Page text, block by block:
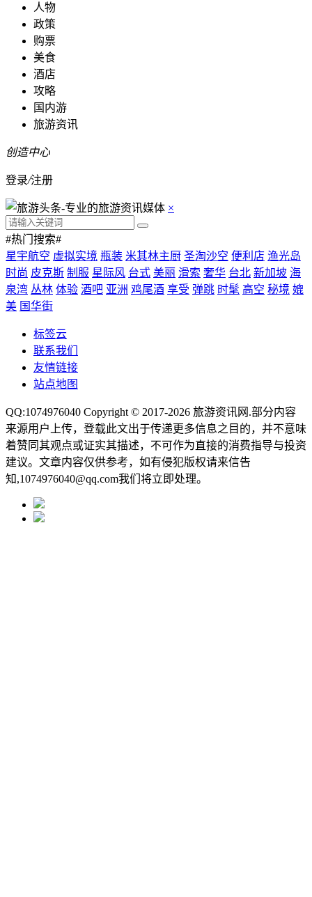
人物
政策
购票
美食
酒店
攻略
国内游
旅游资讯
创造中心
登录/注册
×
#热门搜索#
星宇航空 虚拟实境 瓶装 米其林主厨 圣淘沙空 便利店 渔光岛
时尚 皮克斯 制服 星际风 台式 美丽 滑索 奢华 台北 新加坡 海
泉湾 丛林 体验 酒吧 亚洲 鸡尾酒 享受 弹跳 时髦 高空 秘境 媲
美 国华街
标签云
联系我们
友情链接
站点地图
QQ:1074976040 Copyright © 2017-2026 旅游资讯网 .部分内容
来源用户上传，登载此文出于传递更多信息之目的，并不意味
着赞同其观点或证实其描述，不可作为直接的消费指导与投资
建议。文章内容仅供参考，如有侵犯版权请来信告
知,1074976040@qq.com我们将立即处理。